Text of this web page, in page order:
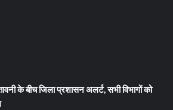
के बीच जिला प्रशासन अलर्ट, सभी विभागों को